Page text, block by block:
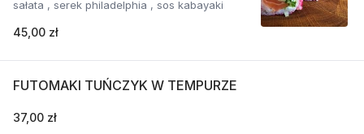
sałata , serek philadelphia , sos kabayaki
45,00 zł
FUTOMAKI TUŃCZYK W TEMPURZE
37,00 zł